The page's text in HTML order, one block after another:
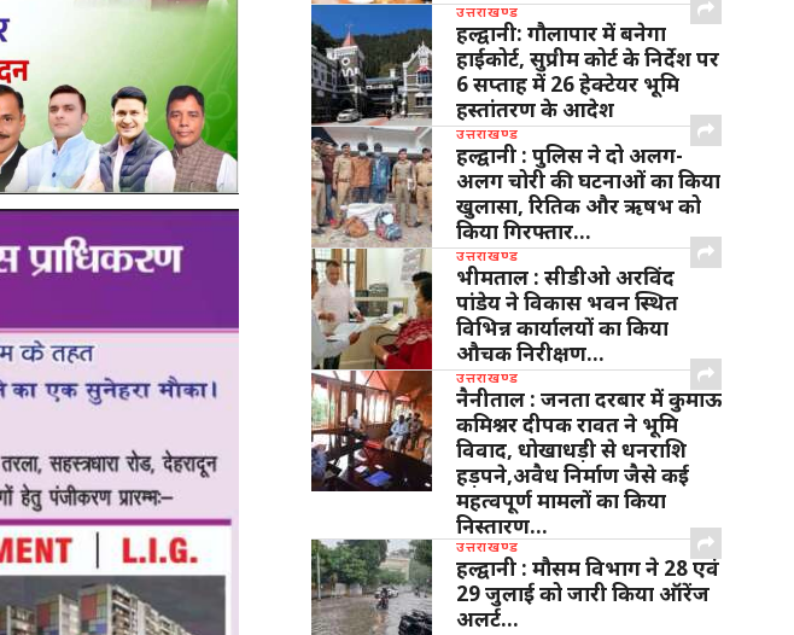
उत्तराखण्ड
हल्द्वानी: गौलापार में बनेगा
हाईकोर्ट, सुप्रीम कोर्ट के निर्देश पर
6 सप्ताह में 26 हेक्टेयर भूमि
हस्तांतरण के आदेश
उत्तराखण्ड
हल्द्वानी : पुलिस ने दो अलग-
अलग चोरी की घटनाओं का किया
खुलासा, रितिक और ऋषभ को
किया गिरफ्तार…
उत्तराखण्ड
भीमताल : सीडीओ अरविंद
पांडेय ने विकास भवन स्थित
विभिन्न कार्यालयों का किया
औचक निरीक्षण…
उत्तराखण्ड
नैनीताल : जनता दरबार में कुमाऊ
कमिश्नर दीपक रावत ने भूमि
विवाद, धोखाधड़ी से धनराशि
हड़पने,अवैध निर्माण जैसे कई
महत्वपूर्ण मामलों का किया
निस्तारण…
उत्तराखण्ड
हल्द्वानी : मौसम विभाग ने 28 एवं
29 जुलाई को जारी किया ऑरेंज
अलर्ट…